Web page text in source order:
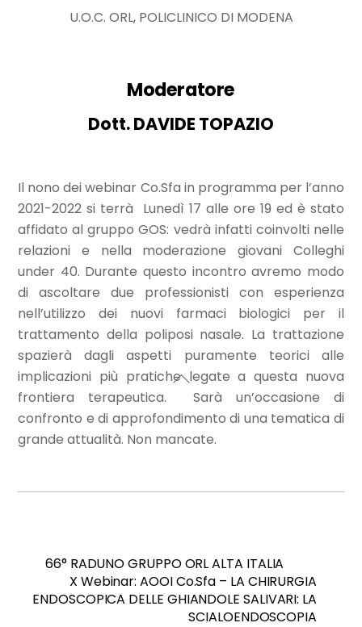
U.O.C. ORL, POLICLINICO DI MODENA
Moderatore
Dott. DAVIDE TOPAZIO
Il nono dei webinar Co.Sfa in programma per l’anno
2021-2022 si terrà Lunedì 17 alle ore 19 ed è stato
affidato al gruppo GOS: vedrà infatti coinvolti nelle
relazioni e nella moderazione giovani Colleghi
under 40. Durante questo incontro avremo modo
di ascoltare due professionisti con esperienza
nell’utilizzo dei nuovi farmaci biologici per il
trattamento della poliposi nasale. La trattazione
spazierà dagli aspetti puramente teorici alle
implicazioni più pratiche legate a questa nuova
frontiera terapeutica. Sarà un’occasione di
confronto e di approfondimento di una tematica di
grande attualità. Non mancate.
66° RADUNO GRUPPO ORL ALTA ITALIA
X Webinar: AOOI Co.Sfa – LA CHIRURGIA
ENDOSCOPICA DELLE GHIANDOLE SALIVARI: LA
SCIALOENDOSCOPIA